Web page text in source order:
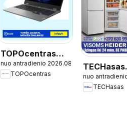
TOPOcentras
leidinys
nuo antradienio 2026.08.04
TOPOcentras
TECHasas
leidinys
nuo
TECHasas